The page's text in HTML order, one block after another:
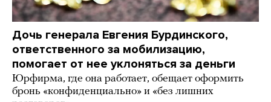
Дочь генерала Евгения Бурдинского,
ответственного за мобилизацию,
помогает от нее уклоняться за деньги
Юрфирма, где она работает, обещает оформить
бронь «конфиденциально» и «без лишних